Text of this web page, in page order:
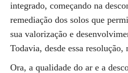
integrado, começando na
remediação dos solos que
sua valorização e
Todavia, desde essa
Ora, a qualidade do ar e a